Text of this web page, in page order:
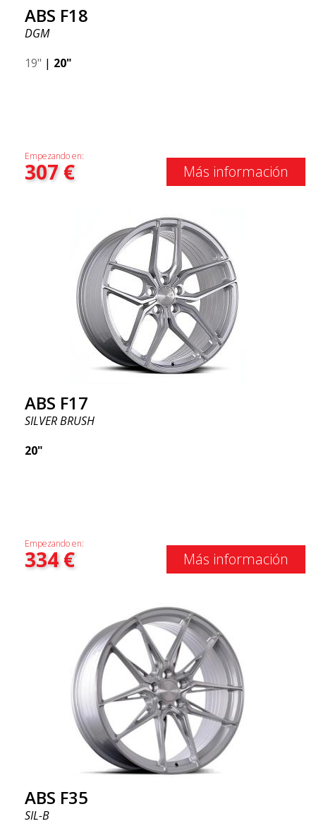
ABS F18
DGM
19" | 20"
Empezando en:
307€ Más información
ABS F17
SILVER BRUSH
20"
Empezando en:
334€ Más información
ABS F35
SIL-B